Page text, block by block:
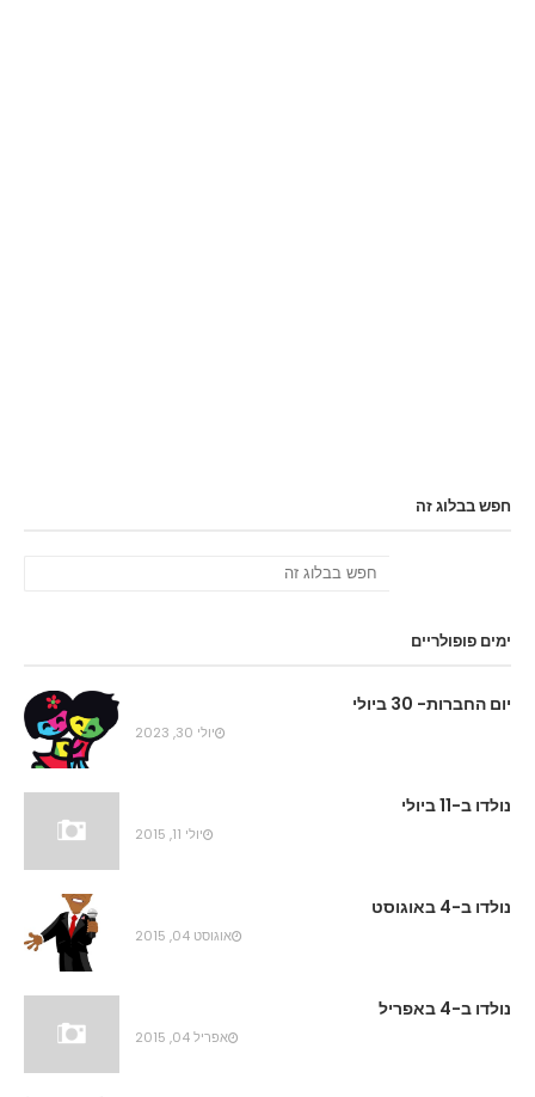
חפש בבלוג זה
ימים פופולריים
יום החברות- 30 ביולי
יולי 30, 2023
נולדו ב-11 ביולי
יולי 11, 2015
נולדו ב-4 באוגוסט
אוגוסט 04, 2015
נולדו ב-4 באפריל
אפריל 04, 2015